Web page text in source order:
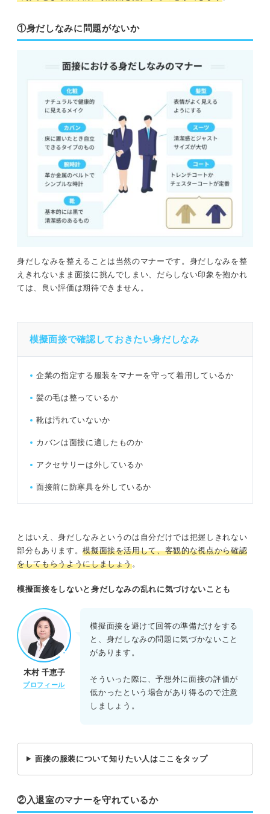
①身だしなみに問題がないか
身だしなみを整えることは当然のマナーです。身だしなみを整
えきれないまま面接に挑んでしまい、だらしない印象を抱かれ
ては、良い評価は期待できません。
模擬面接で確認しておきたい身だしなみ
企業の指定する服装をマナーを守って着用しているか
髪の毛は整っているか
靴は汚れていないか
カバンは面接に適したものか
アクセサリーは外しているか
面接前に防寒具を外しているか
とはいえ、身だしなみというのは自分だけでは把握しきれない
部分もあります。模擬面接を活用して、客観的な視点から確認
をしてもらうようにしましょう。
模擬面接をしないと身だしなみの乱れに気づけないことも
木村 千恵子
プロフィール
模擬面接を避けて回答の準備だけをする
と、身だしなみの問題に気づかないこと
があります。
そういった際に、予想外に面接の評価が
低かったという場合があり得るので注意
しましょう。
面接の服装について知りたい人はここをタップ
②入退室のマナーを守れているか